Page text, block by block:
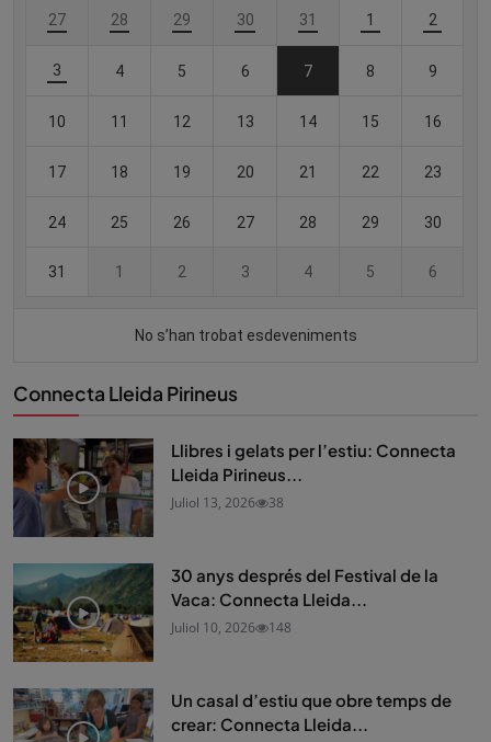
Connecta Lleida Pirineus
Llibres i gelats per l’estiu: Connecta
Lleida Pirineus...
Juliol 13, 2026 38
30 anys després del Festival de la
Vaca: Connecta Lleida...
Juliol 10, 2026 148
Un casal d’estiu que obre temps de
crear: Connecta Lleida...